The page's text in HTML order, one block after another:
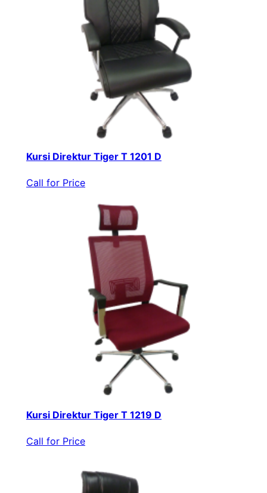
Kursi Direktur Tiger T 1201 D
Call for Price
Kursi Direktur Tiger T 1219 D
Call for Price